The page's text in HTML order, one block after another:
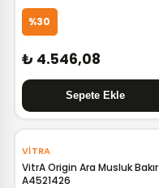
%30
₺ 4.546,08
VITRA
VitrA Origin Ara Musluk Bakır
A4521426